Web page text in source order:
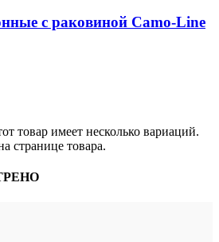
с раковиной Camo-Line
товар имеет несколько вариаций.
странице товара.